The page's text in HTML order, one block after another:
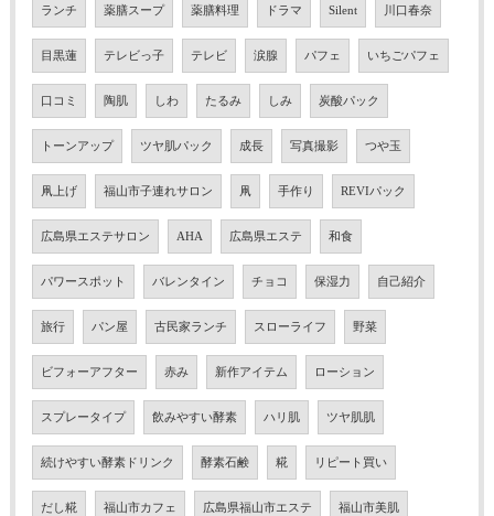
ランチ 薬膳スープ 薬膳料理 ドラマ Silent 川口春奈
目黒蓮 テレビっ子 テレビ 涙腺 パフェ いちごパフェ
口コミ 陶肌 しわ たるみ しみ 炭酸パック
トーンアップ ツヤ肌パック 成長 写真撮影 つや玉
凧上げ 福山市子連れサロン 凧 手作り REVIパック
広島県エステサロン AHA 広島県エステ 和食
パワースポット バレンタイン チョコ 保湿力 自己紹介
旅行 パン屋 古民家ランチ スローライフ 野菜
ビフォーアフター 赤み 新作アイテム ローション
スプレータイプ 飲みやすい酵素 ハリ肌 ツヤ肌肌
続けやすい酵素ドリンク 酵素石鹸 糀 リピート買い
だし糀 福山市カフェ 広島県福山市エステ 福山市美肌